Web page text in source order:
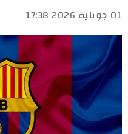
01 جويلية 2026 17:38